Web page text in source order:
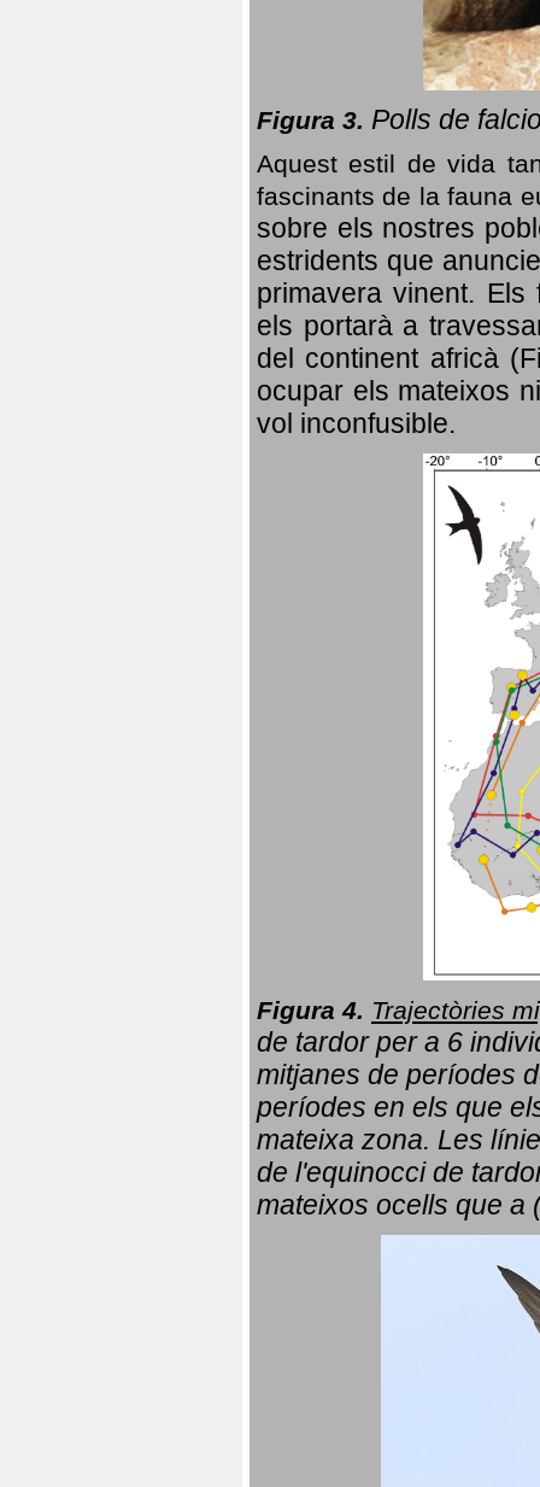
Figura 3. Polls de
Aquest estil de vida
fascinants de la fauna
sobre els nostres
estridents que
primavera vinent. Els
els portarà a
del continent africà
ocupar els mateixos
vol inconfusible.
Figura 4. Trajectòries
de tardor per a 6
mitjanes de períodes
períodes en els que
mateixa zona. Les
de l'equinocci de
mateixos ocells que a